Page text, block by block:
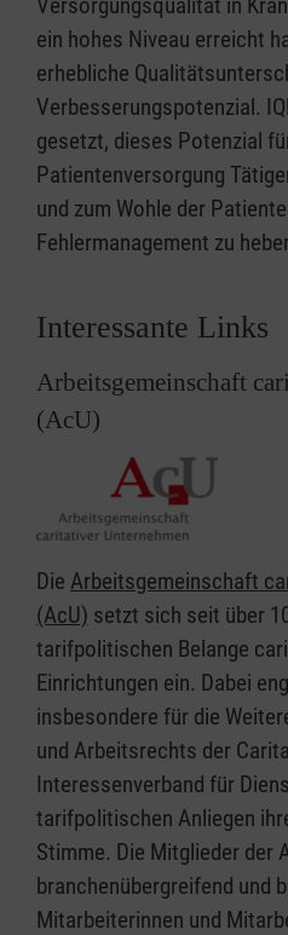
Amiens im Jahr 1802
des Ordens
kann der Orden nie
zurückkehren.
1834 Rom
Nachdem sich der
Messina, Catania und
Rom nieder, wo er unter
68 den Magistralpalast
die Magistralvilla besitzt.
20. und 21. Jahrhundert
Die ursprüngliche
geworden. Sie hat im
Jahrhunderts durch
Großpriorate und der
Welt eine beachtliche
Während des Ersten
werden die karitativen
Hospitaldienst unter der
Großmeisters Fra`
Rovere (1931-1951)
ist ein in der
verwurzeltes Bild. Der
wird das Volk durch
erlösen. (vgl. Jes 52,13-
ein hohes Niveau erreicht
erhebliche
Verbesserungspotenzial.
gesetzt, dieses Potenzial
Patientenversorgung
und zum Wohle der
Fehlermanagement zu
Interessante Links
Arbeitsgemeinschaft
(AcU)
Die Arbeitsgemeinschaft
(AcU) setzt sich seit über
tarifpolitischen Belange
Einrichtungen ein. Dabei
insbesondere für die
und Arbeitsrechts der
Interessenverband für
tarifpolitischen Anliegen
Stimme. Die Mitglieder der
branchenübergreifend und
Mitarbeiterinnen und